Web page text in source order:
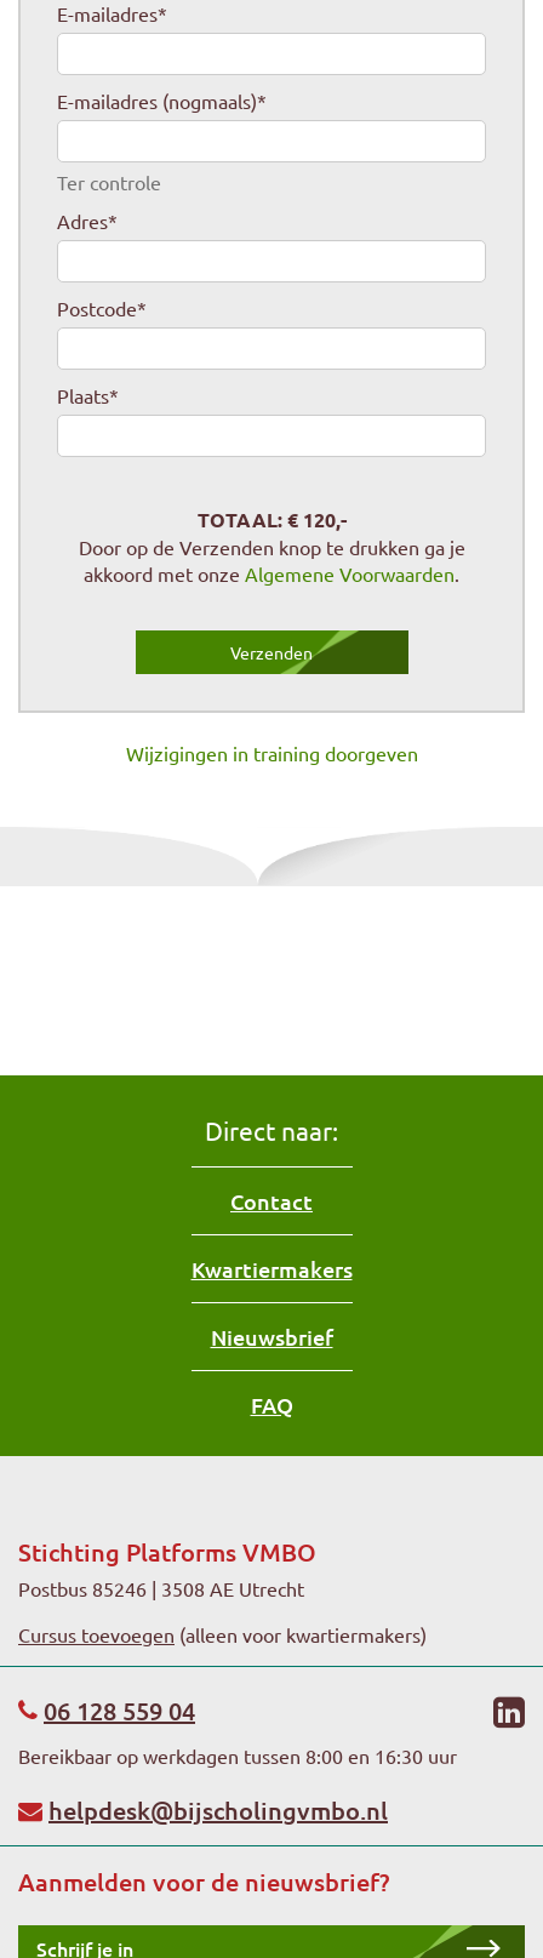
E-mailadres*
E-mailadres (nogmaals)*
Ter controle
Adres*
Postcode*
Plaats*
TOTAAL: € 120,-
Door op de Verzenden knop te drukken ga je
akkoord met onze Algemene Voorwaarden.
Wijzigingen in training doorgeven
Direct naar:
Contact
Kwartiermakers
Nieuwsbrief
FAQ
Stichting Platforms VMBO
Postbus 85246 | 3508 AE Utrecht
Cursus toevoegen (alleen voor kwartiermakers)
06 128 559 04
Bereikbaar op werkdagen tussen 8:00 en 16:30 uur
helpdesk@bijscholingvmbo.nl
Aanmelden voor de nieuwsbrief?
Schrijf je in